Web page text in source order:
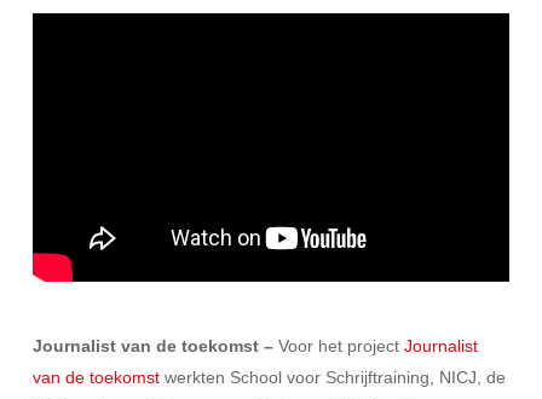
Journalist van de toekomst – Voor het project Journalist
van de toekomstwerkten School voor Schrijftraining, NICJ, de